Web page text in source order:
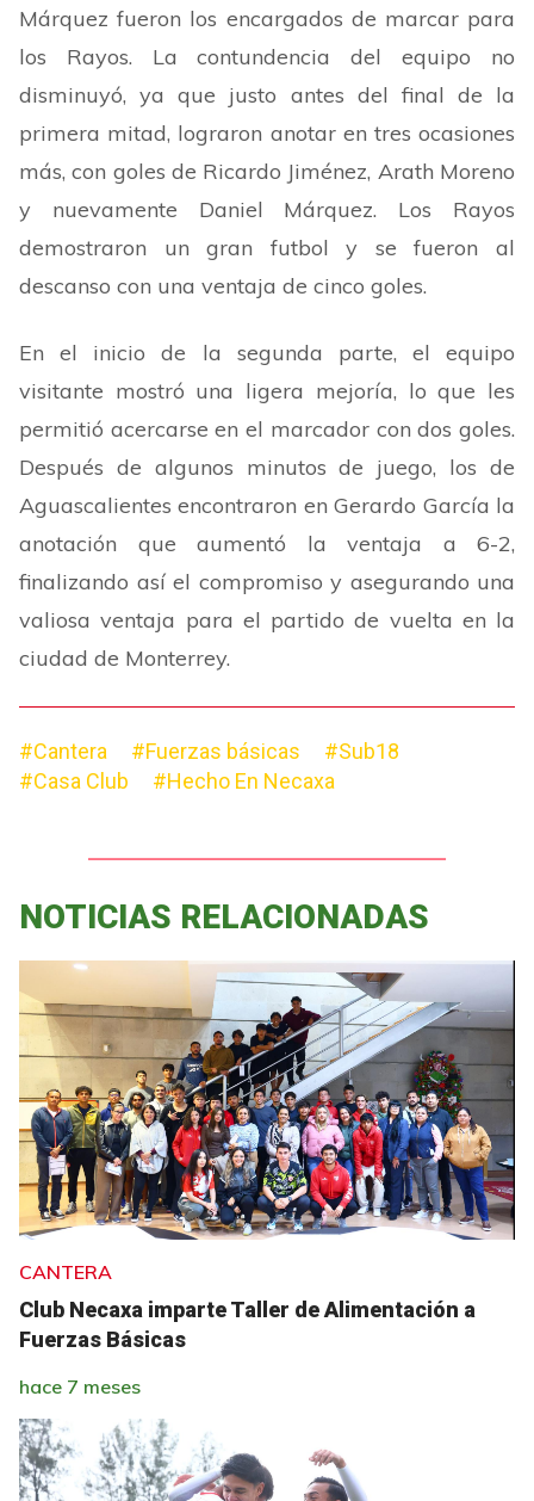
Márquez fueron los encargados de marcar para
los Rayos. La contundencia del equipo no
disminuyó, ya que justo antes del final de la
primera mitad, lograron anotar en tres ocasiones
más, con goles de Ricardo Jiménez, Arath Moreno
y nuevamente Daniel Márquez. Los Rayos
demostraron un gran futbol y se fueron al
descanso con una ventaja de cinco goles.
En el inicio de la segunda parte, el equipo
visitante mostró una ligera mejoría, lo que les
permitió acercarse en el marcador con dos goles.
Después de algunos minutos de juego, los de
Aguascalientes encontraron en Gerardo García la
anotación que aumentó la ventaja a 6-2,
finalizando así el compromiso y asegurando una
valiosa ventaja para el partido de vuelta en la
ciudad de Monterrey.
#Cantera #Fuerzas básicas
#Sub18
#Casa Club
#Hecho En Necaxa
NOTICIAS RELACIONADAS
CANTERA
Club Necaxa imparte Taller de Alimentación a
Fuerzas Básicas
hace 7 meses